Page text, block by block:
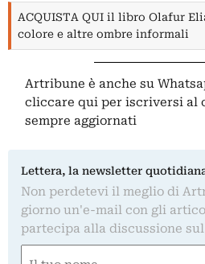
ACQUISTA QUI il libro Olafur
colore e altre ombre informali
Artribune è anche su
cliccare qui per iscriversi al
sempre aggiornati
Lettera, la newsletter
Non perdetevi il meglio di
giorno un'e-mail con gli
partecipa alla discussione